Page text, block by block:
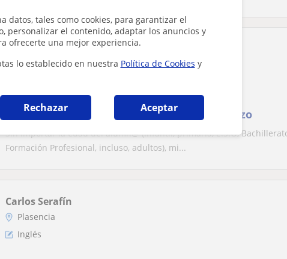
datos, tales como cookies, para garantizar el
personalizar el contenido, adaptar los anuncios y
ofrecerte una mejor experiencia.
lo establecido en nuestra Política de Cookies y
Rechazar Aceptar
Clara
Castuera
INGLÉS - Aprendizaje desde el inicio/Refuerzo
Sin importar la edad del alumn@ (infantil, primaria, E.S.O,
Formación Profesional, incluso, adultos), mi...
Carlos Serafín
Plasencia
Inglés